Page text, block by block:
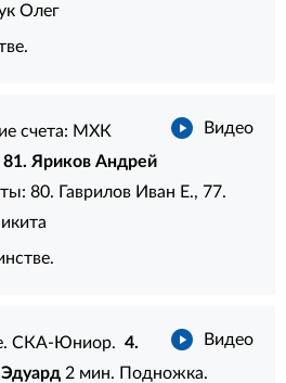
Олег
Видео
счета: МХК
81. Яриков Андрей
80. Гаврилов Иван Е., 77.
Видео
СКА-Юниор.4.
2 мин. Подножка.